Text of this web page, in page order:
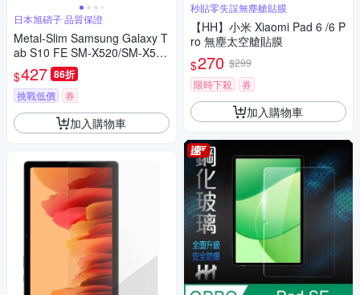
日本旭硝子 品質保證
Metal-Slim Samsung Galaxy T
ab S10 FE SM-X520/SM-X526
9H弧邊耐磨防指紋鋼化玻璃保
護貼
$427 86折
挑戰低價 券
加入購物車
秒貼零失誤無塵艙貼膜
【HH】小米 Xiaomi Pad 6 /6 P
ro 無塵太空艙貼膜
$270 $299
限時下殺
券
加入購物車